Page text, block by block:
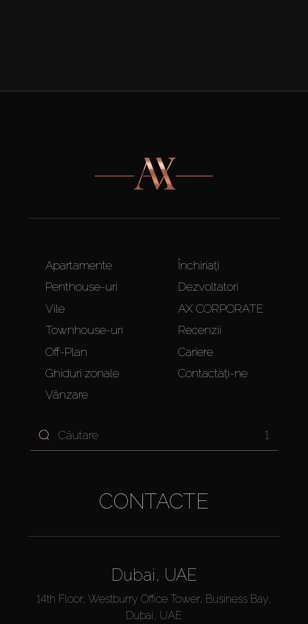
Apartamente
Penthouse-uri
Vile
Townhouse-uri
Off-Plan
Ghiduri zonale
Vânzare
Închiriați
Dezvoltatori
AX CORPORATE
Recenzii
Cariere
Contactați-ne
1
CONTACTE
Dubai, UAE
14th Floor, Westburry Office Tower, Business Bay,
Dubai, UAE